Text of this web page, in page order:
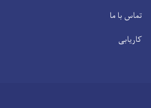
تماس با ما
کاریابی